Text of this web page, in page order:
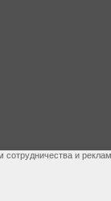
сотрудничества и